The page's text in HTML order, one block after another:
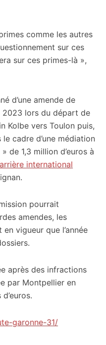
comme les autres
sur ces
sur ces primes-là »,
d’une amende de
2023 lors du départ de
Kolbe vers Toulon puis,
cadre d’une médiation
de 1,3 million d’euros à
international
pourrait
amendes, les
vigueur que l’année
après des infractions
par Montpellier en
garonne-31/